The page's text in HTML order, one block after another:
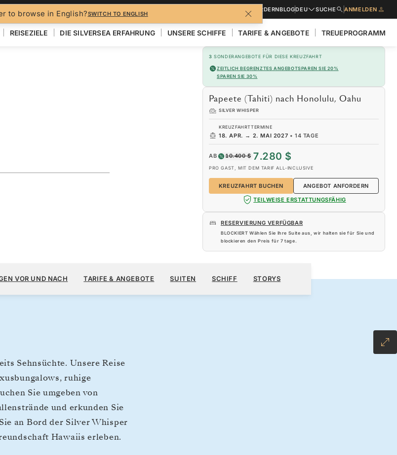
to browse in English?SWITCH TO ENGLISH
ANGEBOT ANFORDERNBLOGDEU SUCHE ANMELDEN
REISEZIELE DIE SILVERSEA ERFAHRUNG UNSERE SCHIFFE TARIFE & ANGEBOTE TREUEPROGRAMM
3 SONDERANGEBOTE FÜR DIESE KREUZFAHRT
ZEITLICH BEGRENZTES ANGEBOTSPAREN SIE 20%
SPAREN SIE 30%
Papeete (Tahiti) nach Honolulu, Oahu
SILVER WHISPER
KREUZFAHRTTERMINE
18. APR. → 2. MAI 2027 •14 TAGE
AB 10.400 $ 7.280 $
PRO GAST, MIT DEM TARIF ALL-INCLUSIVE
KREUZFAHRT BUCHEN
ANGEBOT ANFORDERN
TEILWEISE ERSTATTUNGSFÄHIG
RESERVIERUNG VERFÜGBAR
BLOCKIERT Wählen Sie Ihre Suite aus, wir halten sie für Sie und
blockieren den Preis für 7 tage.
14 TAGE
PRO GAST, MIT DEM TARIF ALL-INCLUSIVE
KREUZFAHRT BUCHEN
VOR UND NACH TARIFE & ANGEBOTE SUITEN SCHIFF STORYS
Sehnsüchte. Unsere Reise
ruhige
Sie umgeben von
und erkunden Sie
an Bord der Silver Whisper
Hawaiis erleben.